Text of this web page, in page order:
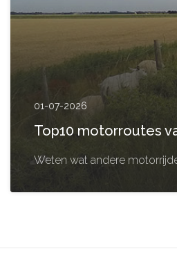
01-07-2026
Top10 motorroutes
Weten wat andere